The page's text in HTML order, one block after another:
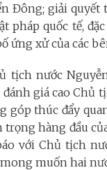
Đông; giải quyết
pháp quốc tế,
ứng xử của các
tịch nước
giá cao Chủ
góp thúc đẩy
trọng hàng đầu
với Chủ tịch
muốn hai